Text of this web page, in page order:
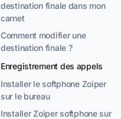
destination finale dans mon
carnet
Comment modifier une
destination finale ?
Enregistrement des appels
Installer le softphone Zoiper
sur le bureau
Installer Zoiper softphone sur